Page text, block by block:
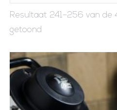
Resultaat 241–256 van de
getoond